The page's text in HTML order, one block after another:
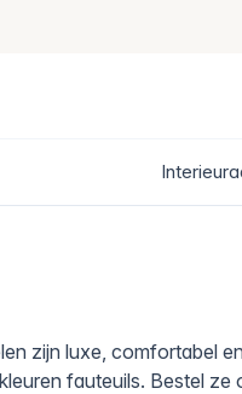
zijn luxe, comfortabel
fauteuils. Bestel ze